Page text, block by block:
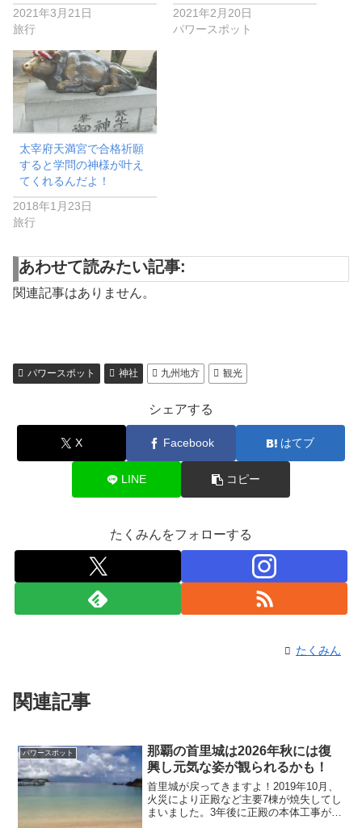
2021年3月21日
旅行
2021年2月20日
パワースポット
太宰府天満宮で合格祈願
すると学問の神様が叶え
てくれるんだよ！
2018年1月23日
旅行
あわせて読みたい記事:
関連記事はありません。
パワースポット 神社 九州地方 観光
シェアする
X Facebook はてブ
LINE コピー
たくみんをフォローする
たくみん
関連記事
パワースポット
那覇の首里城は2026年秋には復
興し元気な姿が観られるかも！
首里城が戻ってきますよ！2019年10月、
火災により正殿など主要7棟が焼失してし
まいました。3年後に正殿の本体工事が始